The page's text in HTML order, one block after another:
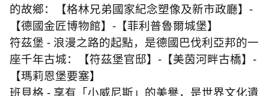
的故鄉：【格林兄弟國家紀念塑像及新市政廳】 -
【德國金匠博物館】 - 【菲利普魯爾城堡】
符茲堡 - 浪漫之路的起點，是德國巴伐利亞邦的一
座千年古城：【符茲堡官邸】 - 【美茵河畔古橋】 -
【瑪莉恩堡要塞】
班貝格 - 享有「小威尼斯」的美譽，是世界文化遺